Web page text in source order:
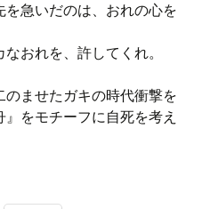
急いだのは、おれの心を
おれを、許してくれ。
のませたガキの時代衝撃を
をモチーフに自死を考え